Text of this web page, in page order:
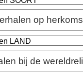
op
bij de